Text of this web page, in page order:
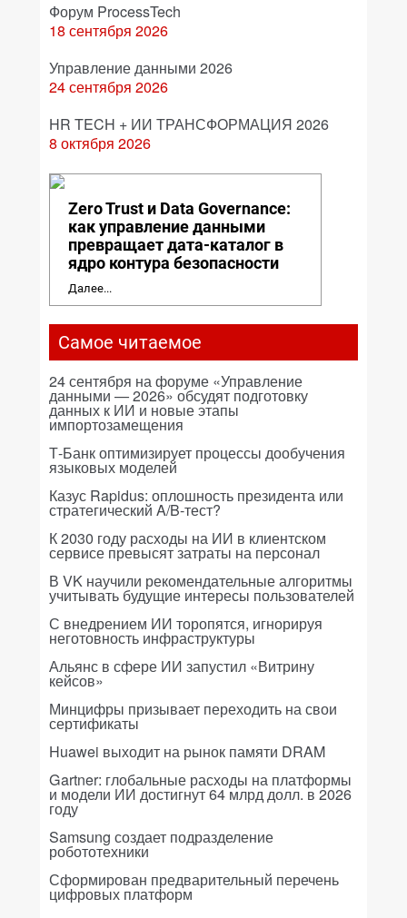
Форум ProcessTech
18 сентября 2026
Управление данными 2026
24 сентября 2026
HR TECH + ИИ ТРАНСФОРМАЦИЯ 2026
8 октября 2026
Zero Trust и Data Governance:
как управление данными
превращает дата-каталог в
ядро контура безопасности
Далее...
Самое читаемое
24 сентября на форуме «Управление
данными — 2026» обсудят подготовку
данных к ИИ и новые этапы
импортозамещения
Т-Банк оптимизирует процессы дообучения
языковых моделей
Казус Rapidus: оплошность президента или
стратегический A/B-тест?
К 2030 году расходы на ИИ в клиентском
сервисе превысят затраты на персонал
В VK научили рекомендательные алгоритмы
учитывать будущие интересы пользователей
С внедрением ИИ торопятся, игнорируя
неготовность инфраструктуры
Альянс в сфере ИИ запустил «Витрину
кейсов»
Минцифры призывает переходить на свои
сертификаты
Huawei выходит на рынок памяти DRAM
Gartner: глобальные расходы на платформы
и модели ИИ достигнут 64 млрд долл. в 2026
году
Samsung создает подразделение
робототехники
Сформирован предварительный перечень
цифровых платформ